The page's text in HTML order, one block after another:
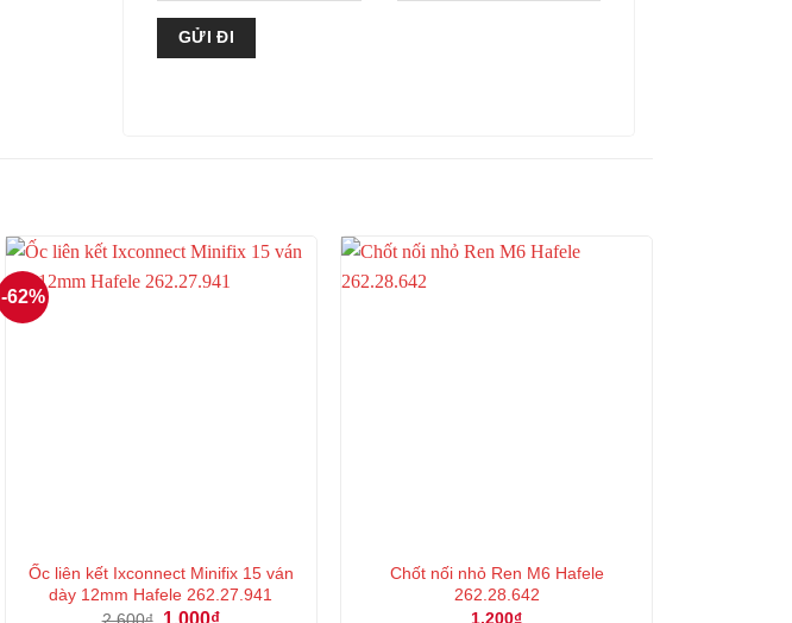
-62%
Ốc liên kết Ixconnect Minifix 15 ván
dày 12mm Hafele 262.27.941
Giá
Giá
Chốt nối nhỏ Ren M6 Hafele
262.28.642
1.200₫